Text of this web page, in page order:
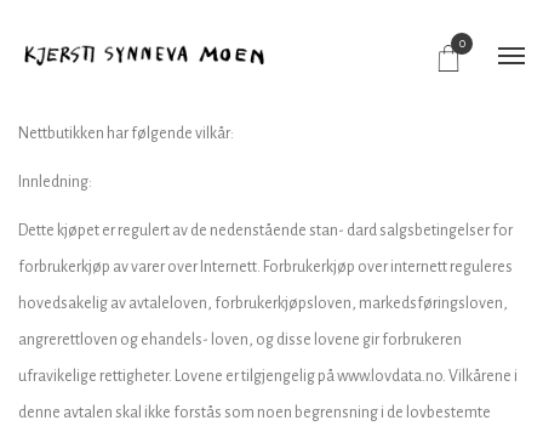
0
Nettbutikken har følgende vilkår:
Innledning:
Dette kjøpet er regulert av de nedenstående stan- dard salgsbetingelser for
forbrukerkjøp av varer over Internett. Forbrukerkjøp over internett reguleres
hovedsakelig av avtaleloven, forbrukerkjøpsloven, markedsføringsloven,
angrerettloven og ehandels- loven, og disse lovene gir forbrukeren
ufravikelige rettigheter. Lovene er tilgjengelig på www.lovdata.no. Vilkårene i
denne avtalen skal ikke forstås som noen begrensning i de lovbestemte